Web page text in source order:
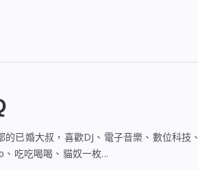
已婚大叔，喜歡DJ、電子音樂、數位科技、
吃吃喝喝、貓奴一枚...